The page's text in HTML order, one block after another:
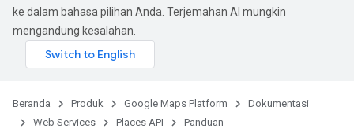
ke dalam bahasa pilihan Anda. Terjemahan AI mungkin
mengandung kesalahan.
Beranda Produk Google Maps Platform
Dokumentasi
Web Services
Places API Panduan